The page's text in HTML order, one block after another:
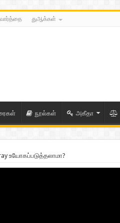
துஆக்கள்
நூல்கள் அகீதா
உயோகப்படுத்தலாமா?